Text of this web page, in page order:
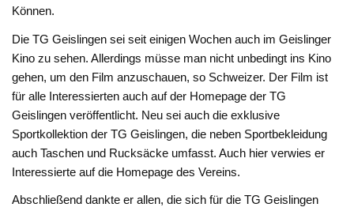
Können.
Die TG Geislingen sei seit einigen Wochen auch im Geislinger
Kino zu sehen. Allerdings müsse man nicht unbedingt ins Kino
gehen, um den Film anzuschauen, so Schweizer. Der Film ist
für alle Interessierten auch auf der Homepage der TG
Geislingen veröffentlicht. Neu sei auch die exklusive
Sportkollektion der TG Geislingen, die neben Sportbekleidung
auch Taschen und Rucksäcke umfasst. Auch hier verwies er
Interessierte auf die Homepage des Vereins.
Abschließend dankte er allen, die sich für die TG Geislingen